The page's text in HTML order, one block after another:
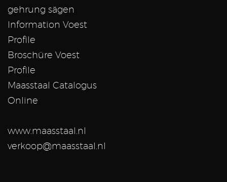
gehrung sägen
Information Voest
Profile
Broschüre Voest
Profile
Maasstaal Catalogus
Online
www.maasstaal.nl
verkoop@maasstaal.nl